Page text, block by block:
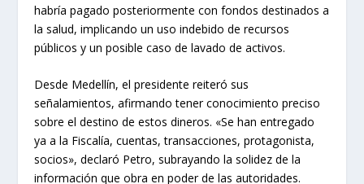
habría pagado posteriormente con fondos destinados a
la salud, implicando un uso indebido de recursos
públicos y un posible caso de lavado de activos.
Desde Medellín, el presidente reiteró sus
señalamientos, afirmando tener conocimiento preciso
sobre el destino de estos dineros. «Se han entregado
ya a la Fiscalía, cuentas, transacciones, protagonista,
socios», declaró Petro, subrayando la solidez de la
información que obra en poder de las autoridades.